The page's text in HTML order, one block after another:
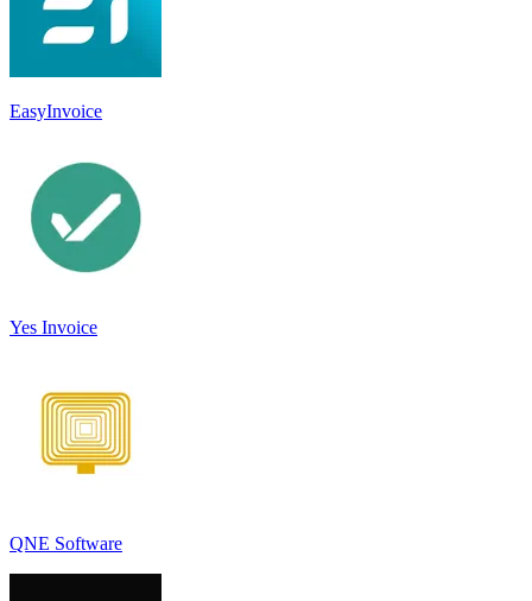
EasyInvoice
Yes Invoice
QNE Software